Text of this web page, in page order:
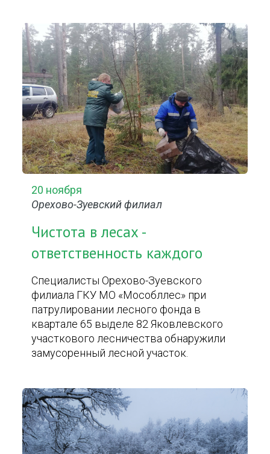
20 ноября
Орехово-Зуевский филиал
Чистота в лесах -
ответственность каждого
Специалисты Орехово-Зуевского
филиала ГКУ МО «Мособллес» при
патрулировании лесного фонда в
квартале 65 выделе 82 Яковлевского
участкового лесничества обнаружили
замусоренный лесной участок.